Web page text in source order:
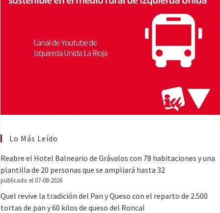
Lo Más Leído
Reabre el Hotel Balneario de Grávalos con 78 habitaciones y una
plantilla de 20 personas que se ampliará hasta 32
publicado el 07-08-2026
Quel revive la tradición del Pan y Queso con el reparto de 2.500
tortas de pan y 60 kilos de queso del Roncal